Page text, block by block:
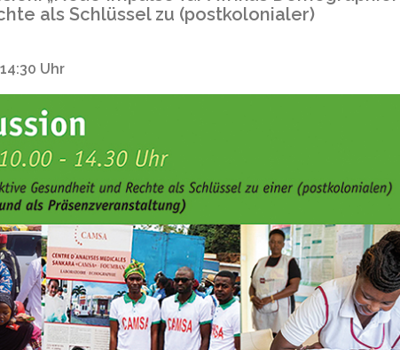
als Schlüssel zu (postkolonialer)
Uhr